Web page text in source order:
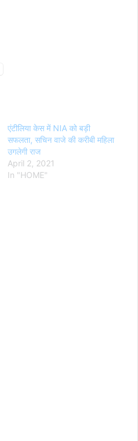
एंटीलिया केस में NIA को बड़ी
सफलता, सचिन वाजे की करीबी महिला
उगलेगी राज
April 2, 2021
In "HOME"